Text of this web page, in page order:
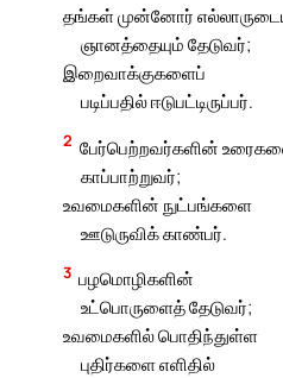
தங்கள் முன்னோர்
ஞானத்தையும் தேடுவர்;
இறைவாக்குகளைப்
படிப்பதில் ஈடுபட்டிருப்பர்.
2 பேர்பெற்றவர்களின்
காப்பாற்றுவர்;
உவமைகளின் நுட்பங்களை
ஊடுருவிக் காண்பர்.
3 பழமொழிகளின்
உட்பொருளைத் தேடுவர்;
உவமைகளில் பொதிந்துள்ள
புதிர்களை எளிதில்